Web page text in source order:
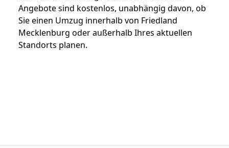
Angebote sind kostenlos, unabhängig davon, ob
Sie einen Umzug innerhalb von Friedland
Mecklenburg oder außerhalb Ihres aktuellen
Standorts planen.